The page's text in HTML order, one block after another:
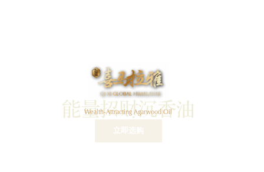
能量招财沉香油
Wealth-Attracting Agarwood Oil
$180